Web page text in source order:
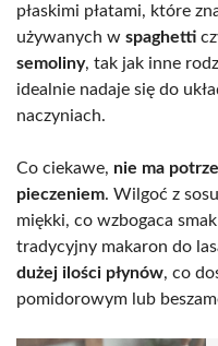
płaskimi płatami, które
używanych w spaghetti
semoliny, tak jak inne
idealnie nadaje się do
naczyniach.
Co ciekawe, nie ma
pieczeniem. Wilgoć z
miękki, co wzbogaca
tradycyjny makaron do
dużej ilości płynów, co
pomidorowym lub